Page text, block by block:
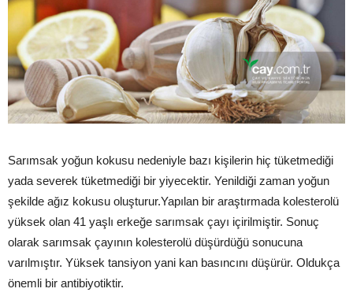
Sarımsak yoğun kokusu nedeniyle bazı kişilerin hiç tüketmediği
yada severek tüketmediği bir yiyecektir. Yenildiği zaman yoğun
şekilde ağız kokusu oluşturur.Yapılan bir araştırmada kolesterolü
yüksek olan 41 yaşlı erkeğe sarımsak çayı içirilmiştir. Sonuç
olarak sarımsak çayının kolesterolü düşürdüğü sonucuna
varılmıştır. Yüksek tansiyon yani kan basıncını düşürür. Oldukça
önemli bir antibiyotiktir.